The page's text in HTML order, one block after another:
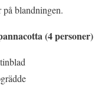
på blandningen.
(4 personer)